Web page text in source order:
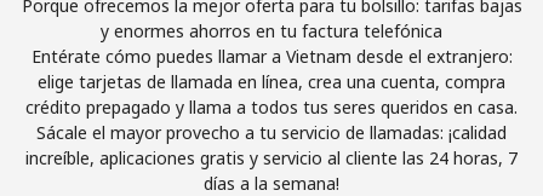
Iniciar Sesión
o
Continuar con
Porque ofrecemos la mejor oferta para tu bolsillo: tarifas bajas
y enormes ahorros en tu factura telefónica
Entérate cómo puedes llamar a Vietnam desde el extranjero:
elige tarjetas de llamada en línea, crea una cuenta, compra
crédito prepagado y llama a todos tus seres queridos en casa.
Sácale el mayor provecho a tu servicio de llamadas: ¡calidad
increíble, aplicaciones gratis y servicio al cliente las 24 horas, 7
días a la semana!